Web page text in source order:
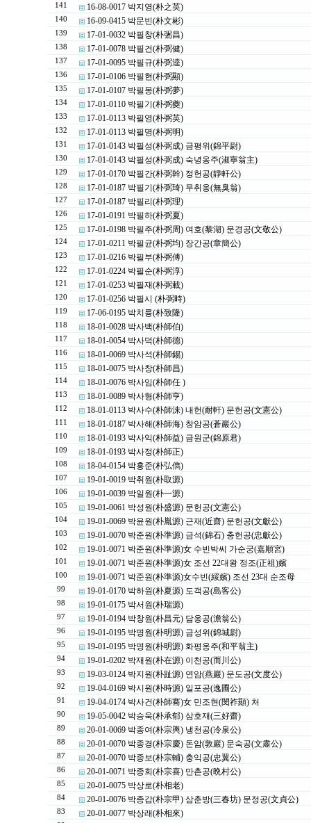
141 16-08-0017 박지영(朴之英)
140 16-09-0415 박문빈(朴文彬)
139 17-01-0032 박필창(朴弻昌)
138 17-01-0078 박필건(朴弼健)
137 17-01-0095 박필규(朴弼逵)
136 17-01-0106 박필현(朴弼顯)
135 17-01-0107 박필몽(朴弼夢)
134 17-01-0110 박필기(朴弼夔)
133 17-01-0113 박필영(朴弼英)
132 17-01-0113 박필명(朴弼明)
131 17-01-0143 박필성(朴弼成) 금평위(錦平尉)
130 17-01-0143 박필성(朴弼成) 숙녕옹주(淑寧翁主)
129 17-01-0170 박필간(朴弼幹) 정헌공(靜軒公)
128 17-01-0187 박필기(朴弼琦) 무취옹(無臭翁)
127 17-01-0187 박필리(朴弼理)
126 17-01-0191 박필하(朴弼夏)
125 17-01-0198 박필주(朴弼周) 여호(黎湖) 문경공(文敬公)
124 17-01-0211 박필균(朴弼均) 장간공(章簡公)
123 17-01-0216 박필부(朴弼傅)
122 17-01-0224 박필순(朴弼淳)
121 17-01-0253 박필재(朴弼載)
120 17-01-0256 박필시 (朴弼時)
119 17-06-0195 박치륭(朴致隆)
118 18-01-0028 박사백(朴師伯)
117 18-01-0054 박사덕(朴師德)
116 18-01-0069 박사석(朴師錫)
115 18-01-0075 박사창(朴師昌)
114 18-01-0076 박사임(朴師任 )
113 18-01-0089 박사형(朴師亨)
112 18-01-0113 박사수(朴師洙) 내헌(耐軒) 문헌공(文憲公)
111 18-01-0187 박사해(朴師海) 창암공(蒼巖公)
110 18-01-0193 박사익(朴師益) 금원군(錦原君)
109 18-01-0193 박사정(朴師正)
108 18-04-0154 박홍준(朴弘儁)
107 19-01-0019 박취원(朴取源)
106 19-01-0039 박일원(朴一源)
105 19-01-0061 박성원(朴盛源) 문헌공(文憲公)
104 19-01-0069 박윤원(朴胤源) 근재(近齋) 문헌공(文獻公)
103 19-01-0070 박준원(朴準源) 금석(錦石) 충헌공(忠獻公)
102 19-01-0071 박준원(朴準源)女 수빈박씨 가순궁(嘉順宮)
101 19-01-0071 박준원(朴準源)女 조선 22대왕 정조(正祖)嬪
100 19-01-0071 박준원(朴準源)女수빈(綏嬪) 조선 23대 순조母
99 19-01-0170 박하원(朴夏源) 도객공(島客公)
98 19-01-0175 박서원(朴瑞源)
97 19-01-0194 박창원(朴昌元) 담옹공(澹翁公)
96 19-01-0195 박명원(朴明源) 금성위(錦城尉)
95 19-01-0195 박명원(朴明源) 화평옹주(和平翁主)
94 19-01-0202 박재원(朴在源) 이천공(而川公)
93 19-03-0124 박지원(朴趾源) 연암(燕巖) 문도공(文度公)
92 19-04-0169 박시원(朴時源) 일포공(逸圃公)
91 19-04-0174 박사건(朴師騫)女 민조현(閔祚顯) 처
90 19-05-0042 박승욱(朴承郁) 삼호재(三好齋)
89 20-01-0069 박종여(朴宗輿) 냉천공(冷泉公)
88 20-01-0070 박종경(朴宗慶) 돈암(敦巖) 문숙공(文肅公)
87 20-01-0070 박종보(朴宗輔) 충익공(忠翼公)
86 20-01-0071 박종희(朴宗喜) 만촌공(晩村公)
85 20-01-0075 박상로(朴相老)
84 20-01-0076 박종갑(朴宗甲) 삼춘방(三春坊) 문정공(文貞公)
83 20-01-0077 박상래(朴相來)